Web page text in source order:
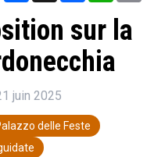
sur la
juin 2025
delle Feste